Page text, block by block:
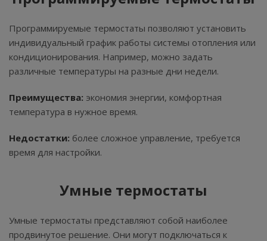
Программируемые термостаты позволяют установить
индивидуальный график работы системы отопления или
кондиционирования. Например, можно задать
различные температуры на разные дни недели.
Преимущества: экономия энергии, комфортная
температура в нужное время.
Недостатки: более сложное управление, требуется
время для настройки.
Умные термостаты
Умные термостаты представляют собой наиболее
продвинутое решение. Они могут подключаться к